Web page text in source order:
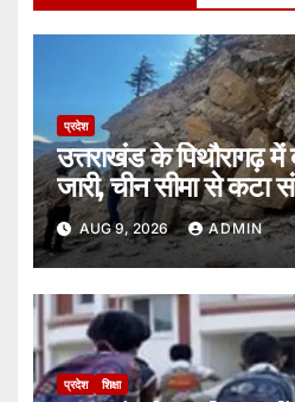
प्रदेश
उत्तराखंड के पिथौरागढ़ में
जारी, चीन सीमा से कटा
पर।AUG 9, 2026 ADMIN
प्रदेश शिक्षा